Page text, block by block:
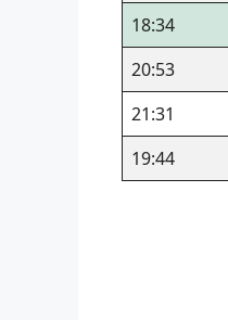
18:34
20:53
21:31
19:44